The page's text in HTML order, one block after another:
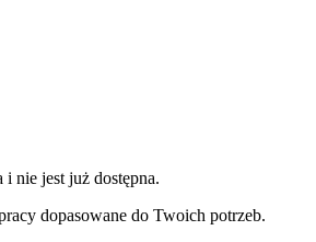
i nie jest już dostępna.
dopasowane do Twoich potrzeb.